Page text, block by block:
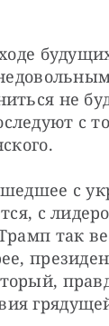
не
с
с
с
так